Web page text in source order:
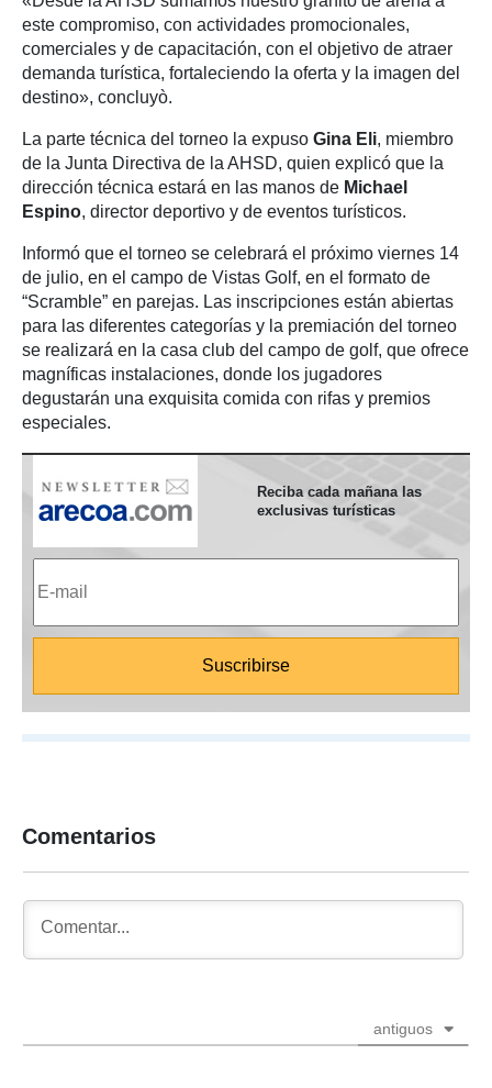
este compromiso, con actividades promocionales,
comerciales y de capacitación, con el objetivo de atraer
demanda turística, fortaleciendo la oferta y la imagen del
destino», concluyò.
La parte técnica del torneo la expuso Gina Eli, miembro
de la Junta Directiva de la AHSD, quien explicó que la
dirección técnica estará en las manos de Michael
Espino, director deportivo y de eventos turísticos.
Informó que el torneo se celebrará el próximo viernes 14
de julio, en el campo de Vistas Golf, en el formato de
“Scramble” en parejas. Las inscripciones están abiertas
para las diferentes categorías y la premiación del torneo
se realizará en la casa club del campo de golf, que ofrece
magníficas instalaciones, donde los jugadores
degustarán una exquisita comida con rifas y premios
especiales.
Reciba cada mañana las
exclusivas turísticas
Comentarios
antiguos